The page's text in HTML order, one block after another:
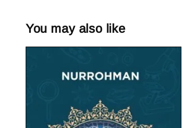
You may also like